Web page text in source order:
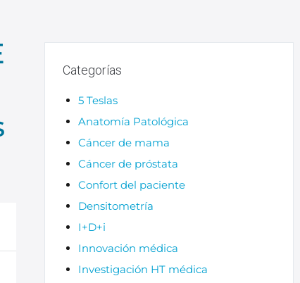
Categorías
5 Teslas
Anatomía Patológica
Cáncer de mama
Cáncer de próstata
Confort del paciente
Densitometría
I+D+i
Innovación médica
Investigación HT médica